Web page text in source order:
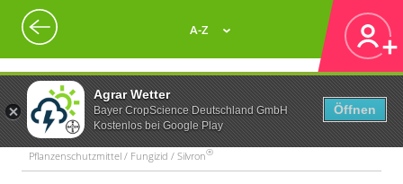
Agrar Wetter
Bayer CropScience Deutschland GmbH
Kostenlos bei Google Play
Öffnen
A-Z
Pflanzenschutzmittel / Fungizid / Silvron®